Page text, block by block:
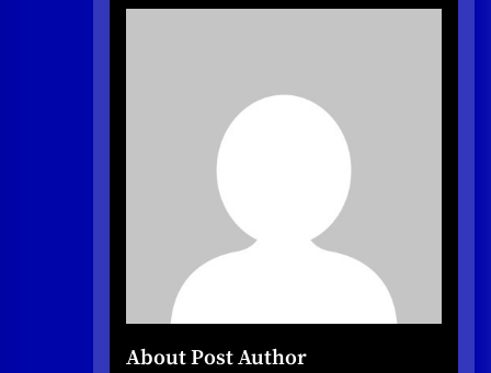
About Post Author